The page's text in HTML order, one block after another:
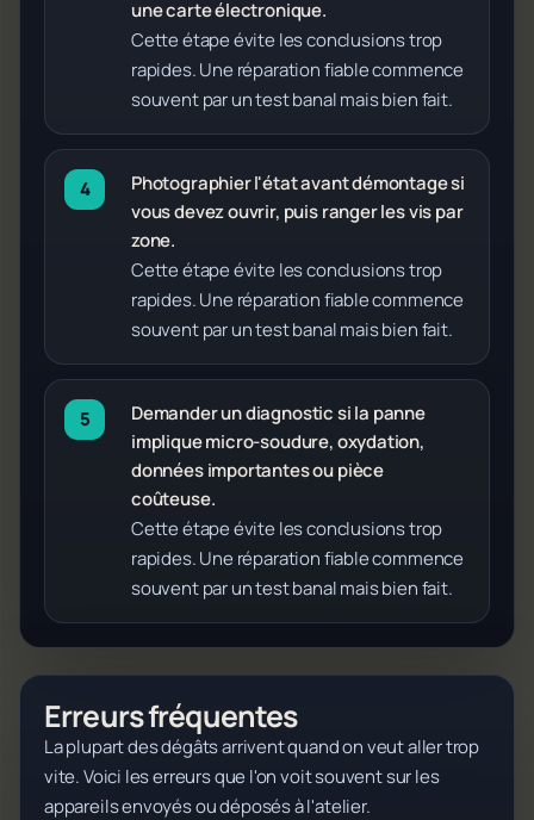
une carte électronique.
Cette étape évite les conclusions trop
rapides. Une réparation fiable commence
souvent par un test banal mais bien fait.
Photographier l'état avant démontage si
vous devez ouvrir, puis ranger les vis par
zone.
Cette étape évite les conclusions trop
rapides. Une réparation fiable commence
souvent par un test banal mais bien fait.
Demander un diagnostic si la panne
implique micro-soudure, oxydation,
données importantes ou pièce
coûteuse.
Cette étape évite les conclusions trop
rapides. Une réparation fiable commence
souvent par un test banal mais bien fait.
Erreurs fréquentes
La plupart des dégâts arrivent quand on veut aller trop
vite. Voici les erreurs que l'on voit souvent sur les
appareils envoyés ou déposés à l'atelier.